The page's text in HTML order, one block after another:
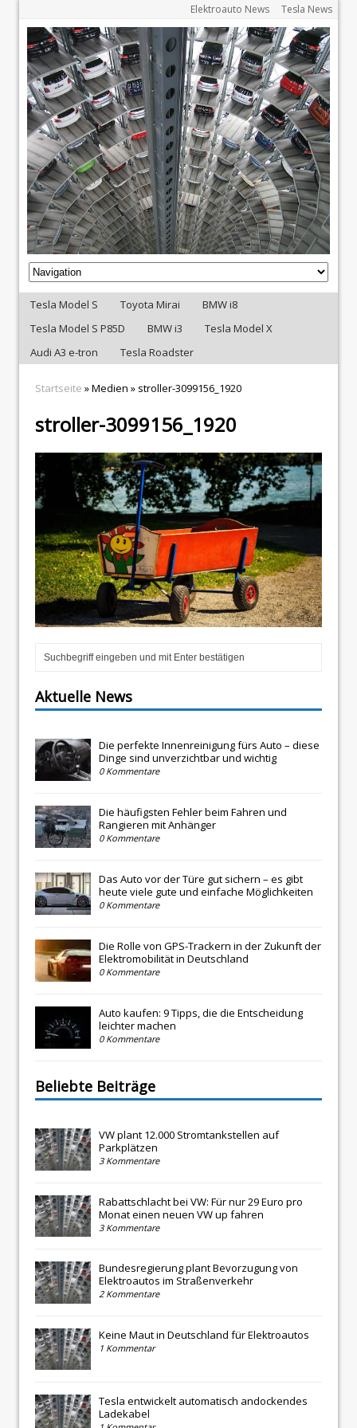
Elektroauto News Tesla News
Tesla Model S Toyota Mirai
BMW i8
Tesla Model S P85D
BMW i3
Tesla Model X
Audi A3 e-tron
Tesla Roadster
Startseite » Medien » stroller-3099156_1920
stroller-3099156_1920
Aktuelle News
Die perfekte Innenreinigung fürs Auto – diese
Dinge sind unverzichtbar und wichtig
0 Kommentare
Die häufigsten Fehler beim Fahren und
Rangieren mit Anhänger
0 Kommentare
Das Auto vor der Türe gut sichern – es gibt
heute viele gute und einfache Möglichkeiten
0 Kommentare
Die Rolle von GPS-Trackern in der Zukunft der
Elektromobilität in Deutschland
0 Kommentare
Auto kaufen: 9 Tipps, die die Entscheidung
leichter machen
0 Kommentare
Beliebte Beiträge
VW plant 12.000 Stromtankstellen auf
Parkplätzen
3 Kommentare
Rabattschlacht bei VW: Für nur 29 Euro pro
Monat einen neuen VW up fahren
3 Kommentare
Bundesregierung plant Bevorzugung von
Elektroautos im Straßenverkehr
2 Kommentare
Keine Maut in Deutschland für Elektroautos
1 Kommentar
Tesla entwickelt automatisch andockendes
Ladekabel